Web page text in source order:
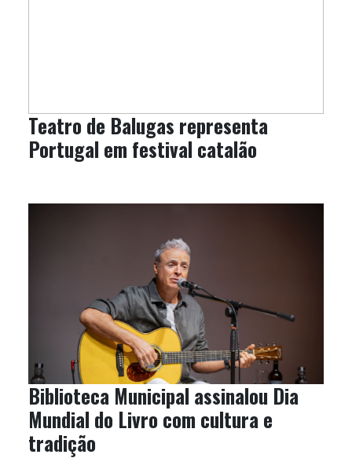
Teatro de Balugas representa
Portugal em festival catalão
Biblioteca Municipal assinalou Dia
Mundial do Livro com cultura e
tradição